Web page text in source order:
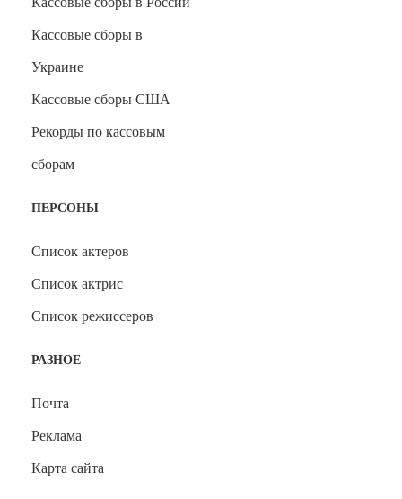
Кассовые сборы в
Украине
Кассовые сборы США
Рекорды по кассовым
сборам
ПЕРСОНЫ
Список актеров
Список актрис
Список режиссеров
РАЗНОЕ
Почта
Реклама
Карта сайта